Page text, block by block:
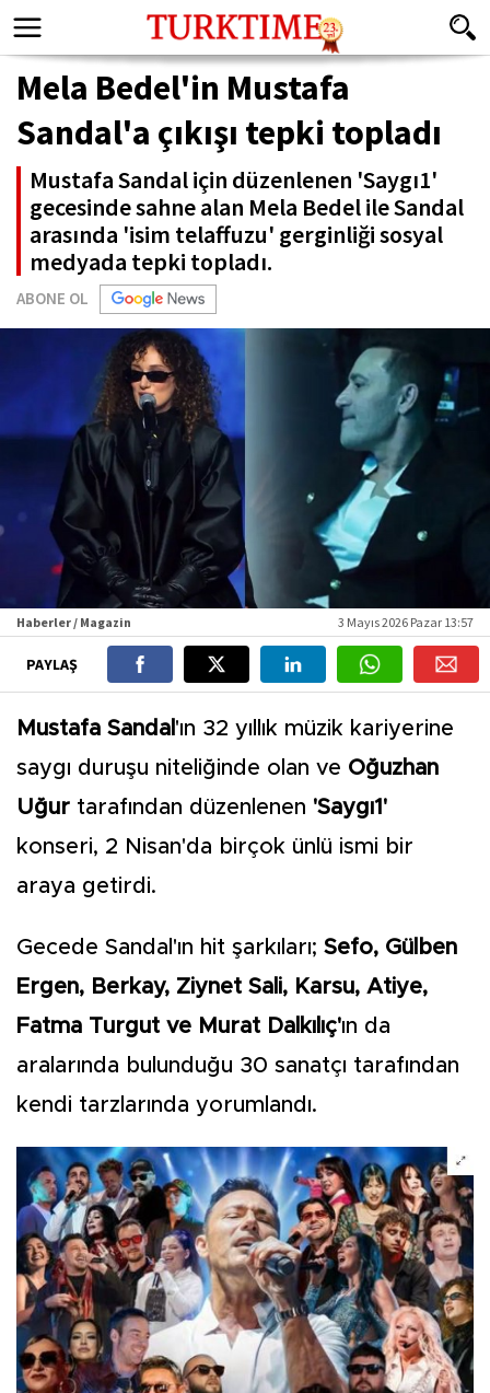
Mela Bedel'in Mustafa
Sandal'a çıkışı tepki topladı
Mustafa Sandal için düzenlenen 'Saygı1'
gecesinde sahne alan Mela Bedel ile Sandal
arasında 'isim telaffuzu' gerginliği sosyal
medyada tepki topladı.
ABONE OL
Haberler / Magazin 3 Mayıs 2026 Pazar 13:57
PAYLAŞ
Mustafa Sandal 'ın 32 yıllık müzik kariyerine
saygı duruşu niteliğinde olan ve Oğuzhan
Uğur tarafından düzenlenen 'Saygı1'
konseri, 2 Nisan'da birçok ünlü ismi bir
araya getirdi.
Gecede Sandal'ın hit şarkıları; Sefo, Gülben
Ergen, Berkay, Ziynet Sali, Karsu, Atiye,
Fatma Turgut ve Murat Dalkılıç'ın da
aralarında bulunduğu 30 sanatçı tarafından
kendi tarzlarında yorumlandı.